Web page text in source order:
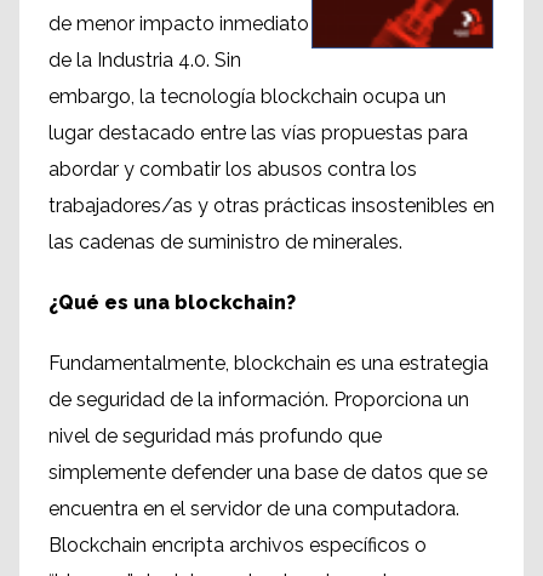
de menor impacto inmediato
de la Industria 4.0. Sin
embargo, la tecnología blockchain ocupa un
lugar destacado entre las vías propuestas para
abordar y combatir los abusos contra los
trabajadores/as y otras prácticas insostenibles en
las cadenas de suministro de minerales.
¿Qué es una blockchain?
Fundamentalmente, blockchain es una estrategia
de seguridad de la información. Proporciona un
nivel de seguridad más profundo que
simplemente defender una base de datos que se
encuentra en el servidor de una computadora.
Blockchain encripta archivos específicos o